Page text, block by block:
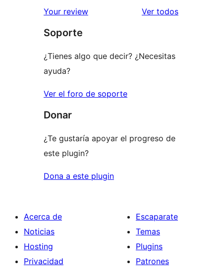
Your review Ver todoslos
Soporte
¿Tienes algo que decir? ¿Necesitas
ayuda?
Ver el foro de soporte
Donar
¿Te gustaría apoyar el progreso de
este plugin?
Dona a este plugin
Acerca de
Noticias
Hosting
Privacidad
Escaparate
Temas
Plugins
Patrones